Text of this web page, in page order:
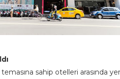
sahip otelleri arasında